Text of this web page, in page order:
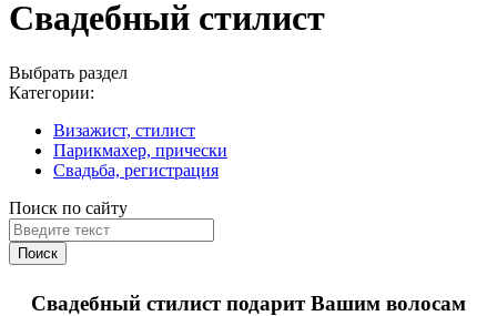
Свадебный стилист
Выбрать раздел
Категории:
Визажист, стилист
Парикмахер, прически
Свадьба, регистрация
Поиск по сайту
Поиск
Свадебный стилист подарит Вашим волосам